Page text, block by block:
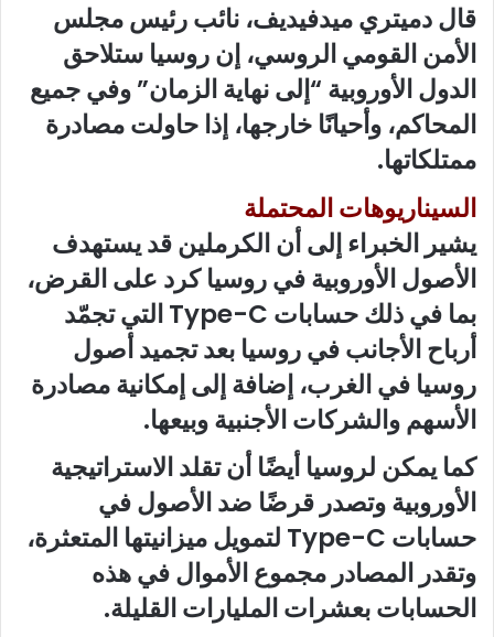
قال دميتري ميدفيديف، نائب رئيس مجلس
الأمن القومي الروسي، إن روسيا ستلاحق
الدول الأوروبية “إلى نهاية الزمان” وفي جميع
المحاكم، وأحيانًا خارجها، إذا حاولت مصادرة
ممتلكاتها.
السيناريوهات المحتملة
يشير الخبراء إلى أن الكرملين قد يستهدف
الأصول الأوروبية في روسيا كرد على القرض،
بما في ذلك حسابات Type-C التي تجمّد
أرباح الأجانب في روسيا بعد تجميد أصول
روسيا في الغرب، إضافة إلى إمكانية مصادرة
الأسهم والشركات الأجنبية وبيعها.
كما يمكن لروسيا أيضًا أن تقلد الاستراتيجية
الأوروبية وتصدر قرضًا ضد الأصول في
حسابات Type-C لتمويل ميزانيتها المتعثرة،
وتقدر المصادر مجموع الأموال في هذه
الحسابات بعشرات المليارات القليلة.